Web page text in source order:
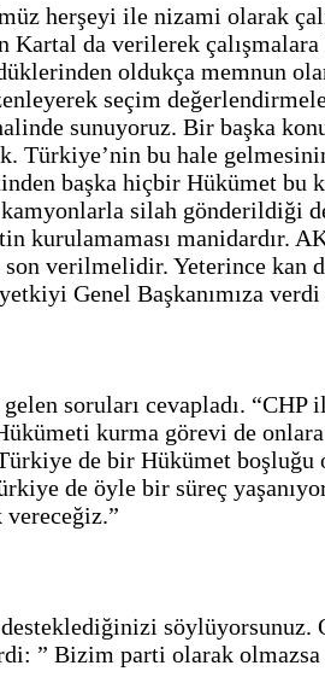
herşeyi ile nizami olarak
Kartal da verilerek
oldukça memnun
seçim
sunuyoruz. Bir başka
Türkiye’nin bu hale
başka hiçbir Hükümet
silah gönderildiği
kurulamaması manidardır.
verilmelidir. Yeterince kan
Genel Başkanımıza
soruları cevapladı. “CHP
kurma görevi de
de bir Hükümet
de öyle bir süreç
vereceğiz.”
söylüyorsunuz.
” Bizim parti olarak